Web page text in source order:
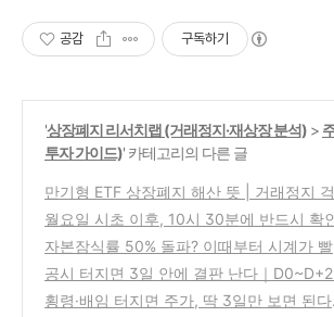
공감 구독하기
'상장폐지 리서치랩 (거래정지·재상장 분석) >
투자 가이드)' 카테고리의 다른 글
만기형 ETF 상장폐지 해산 뜻 | 거래정지 걱
없는 투자자 체크리스트
(0)
월요일 시초 이후, 10시 30분에 반드시 확
야 할 3가지 신호
(0)
자본잠식률 50% 돌파? 이때부터 시계가 빨
진다｜상폐까지 3단계 공식
(0)
공시 터지면 3일 안에 결판 난다｜D0~D+2
름으로 상폐 가능성 읽는 법
(0)
횡령·배임 터지면 주가, 딱 3일만 보면 된다